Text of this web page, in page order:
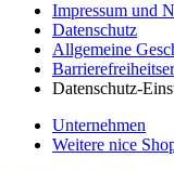
Impressum und
Datenschutz
Allgemeine
Datenschutz-
Unternehmen
Weitere nice